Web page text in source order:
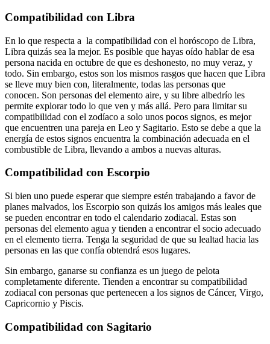
Compatibilidad con Libra
En lo que respecta a la compatibilidad con el horóscopo de Libra,
Libra quizás sea la mejor. Es posible que hayas oído hablar de esa
persona nacida en octubre de que es deshonesto, no muy veraz, y
todo. Sin embargo, estos son los mismos rasgos que hacen que Libra
se lleve muy bien con, literalmente, todas las personas que
conocen. Son personas del elemento aire, y su libre albedrío les
permite explorar todo lo que ven y más allá. Pero para limitar su
compatibilidad con el zodíaco a solo unos pocos signos, es mejor
que encuentren una pareja en Leo y Sagitario. Esto se debe a que la
energía de estos signos encuentra la combinación adecuada en el
combustible de Libra, llevando a ambos a nuevas alturas.
Compatibilidad con Escorpio
Si bien uno puede esperar que siempre estén trabajando a favor de
planes malvados, los Escorpio son quizás los amigos más leales que
se pueden encontrar en todo el calendario zodiacal. Estas son
personas del elemento agua y tienden a encontrar el socio adecuado
en el elemento tierra. Tenga la seguridad de que su lealtad hacia las
personas en las que confía obtendrá esos lugares.
Sin embargo, ganarse su confianza es un juego de pelota
completamente diferente. Tienden a encontrarsu compatibilidad
zodiacal con personas que pertenecen a los signos de Cáncer, Virgo,
Capricornio y Piscis.
Compatibilidad con Sagitario